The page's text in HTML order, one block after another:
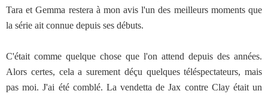
Tara et Gemma restera à mon avis l'un des meilleurs moments que
la série ait connue depuis ses débuts.
C'était comme quelque chose que l'on attend depuis des années.
Alors certes, cela a surement déçu quelques téléspectateurs, mais
pas moi. J'ai été comblé. La vendetta de Jax contre Clay était un